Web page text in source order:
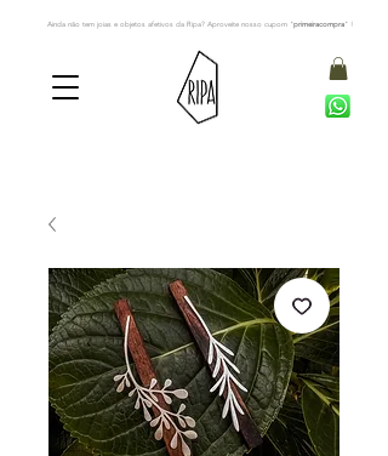
Ainda não tem joias e objetos afetivos da Ripa? Aproveite nosso cupom "primeiracompra" !